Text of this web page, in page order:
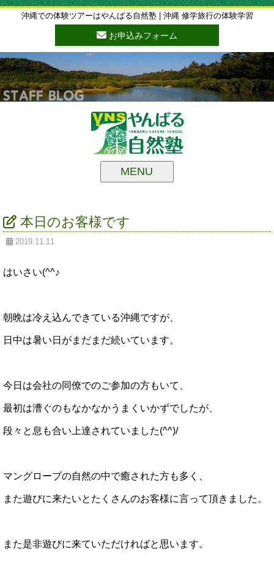
沖縄での体験ツアーはやんばる自然塾 | 沖縄 修学旅行の体験学習
お申込みフォーム
MENU
本日のお客様です
2019.11.11
はいさい(^^♪
朝晩は冷え込んできている沖縄ですが、
日中は暑い日がまだまだ続いています。
今日は会社の同僚でのご参加の方もいて、
最初は漕ぐのもなかなかうまくいかずでしたが、
段々と息も合い上達されていました(^^)/
マングローブの自然の中で癒された方も多く、
また遊びに来たいとたくさんのお客様に言って頂きました。
また是非遊びに来ていただければと思います。